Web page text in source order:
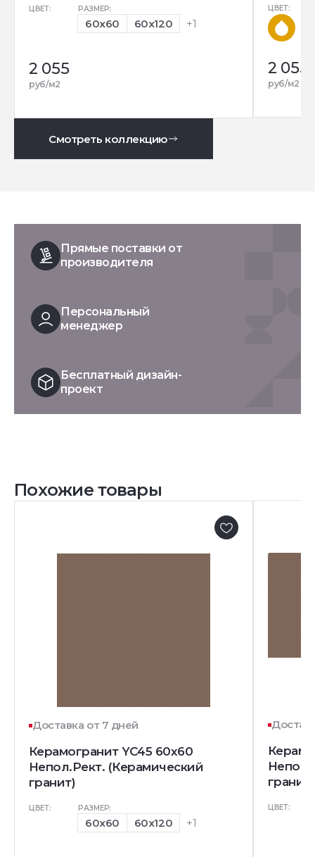
ЦВЕТ: РАЗМЕР:
60x60 60x120 +1
2 055
руб/м2
ЦВЕТ:
2 055
руб/м2
Смотреть коллекцию
Прямые поставки от
производителя
Персональный
менеджер
Бесплатный дизайн-
проект
Похожие товары
Доставка от 7 дней
Керамогранит YC45 60x60
Непол.Рект. (Керамический
гранит)
ЦВЕТ: РАЗМЕР:
60x60 60x120 +1
гранит)
ЦВЕТ: